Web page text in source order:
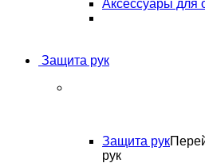
Аксессуары для
Защита рук
Защита рук
рук